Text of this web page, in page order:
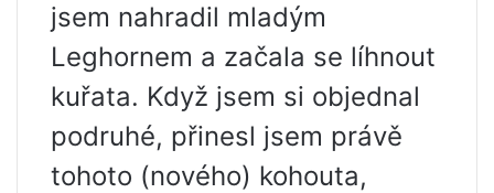
jsem nahradil mladým
Leghornem a začala se líhnout
kuřata. Když jsem si objednal
podruhé, přinesl jsem právě
tohoto (nového) kohouta,